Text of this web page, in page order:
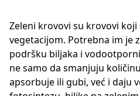
Zeleni krovovi su krovovi
vegetacijom. Potrebna im je
podršku biljaka i
ne samo da smanjuju
apsorbuje ili gubi, već i daju